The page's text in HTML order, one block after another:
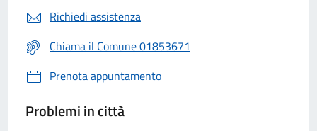
Richiedi assistenza
Chiama il Comune 01853671
Prenota appuntamento
Problemi in città